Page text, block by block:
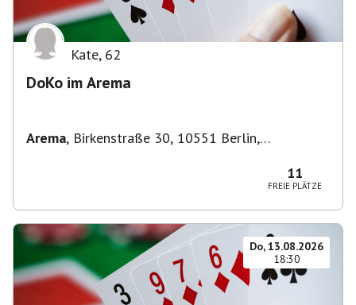
Kate, 62
DoKo im Arema
Arema, Birkenstraße 30, 10551 Berlin,
11
FREIE PLÄTZE
Do, 13.08.2026
18:30